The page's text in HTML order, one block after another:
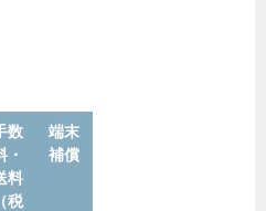
数
・
料
（税
端末
補償